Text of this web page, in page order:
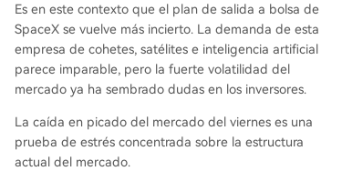
Es en este contexto que el plan de salida a bolsa de
SpaceX se vuelve más incierto. La demanda de esta
empresa de cohetes, satélites e inteligencia artificial
parece imparable, pero la fuerte volatilidad del
mercado ya ha sembrado dudas en los inversores.
La caída en picado del mercado del viernes es una
prueba de estrés concentrada sobre la estructura
actual del mercado.